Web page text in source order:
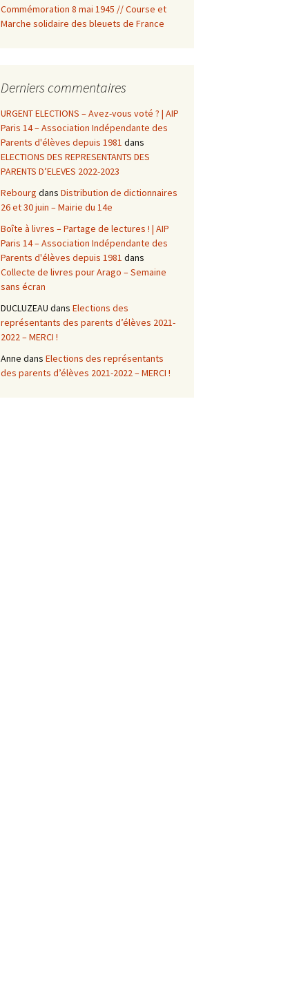
Commémoration 8 mai 1945 // Course et
Marche solidaire des bleuets de France
Derniers commentaires
URGENT ELECTIONS – Avez-vous voté ? | AIP
Paris 14 – Association Indépendante des
Parents d'élèves depuis 1981 dans
ELECTIONS DES REPRESENTANTS DES
PARENTS D’ELEVES 2022-2023
Rebourg dans Distribution de dictionnaires
26 et 30 juin – Mairie du 14e
Boîte à livres – Partage de lectures ! | AIP
Paris 14 – Association Indépendante des
Parents d'élèves depuis 1981 dans
Collecte de livres pour Arago – Semaine
sans écran
DUCLUZEAU dans Elections des
représentants des parents d’élèves 2021-
2022 – MERCI !
Anne dans Elections des représentants
des parents d’élèves 2021-2022 – MERCI !